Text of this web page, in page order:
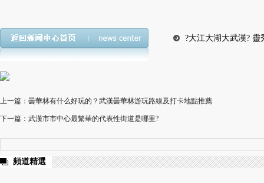
?大江大湖大武漢?
上一篇：曇華林有什么好玩的？武漢曇華林游玩路線及打卡地點推薦
下一篇：武漢市市中心最繁華的代表性街道是哪里?
頻道精選